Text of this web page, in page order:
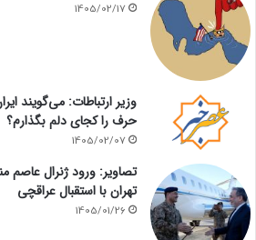
1405/02/17
وزیر ارتباطات: می‌گویند
حرف را کجای دلم بگذارم؟
1405/02/07
تصاویر: ورود ژنرال عاصم
تهران با استقبال عراقچی
1405/01/26